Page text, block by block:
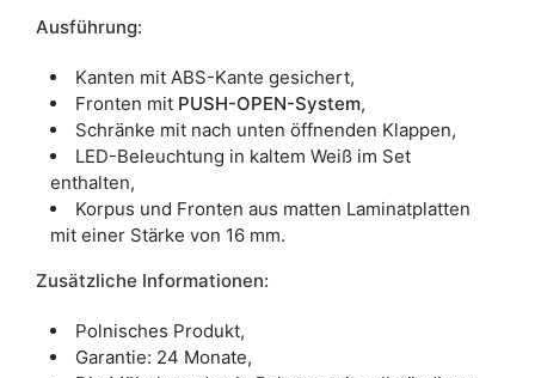
Ausführung:
Kanten mit ABS-Kante gesichert,
Fronten mit PUSH-OPEN-System,
Schränke mit nach unten öffnenden Klappen,
LED-Beleuchtung in kaltem Weiß im Set
enthalten,
Korpus und Fronten aus matten Laminatplatten
mit einer Stärke von 16 mm.
Zusätzliche Informationen:
Polnisches Produkt,
Garantie: 24 Monate,